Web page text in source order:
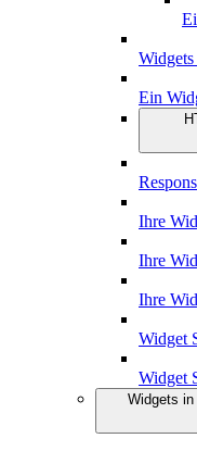
Widgets
Ein
Ihre
Ihre
Ihre
Widget
Widget
Widgets in